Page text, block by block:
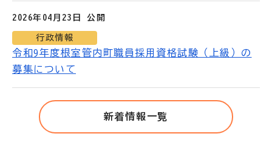
2026年04月23日 公開
行政情報
令和9年度根室管内町職員採用資格試験（上級）の
募集について
新着情報一覧